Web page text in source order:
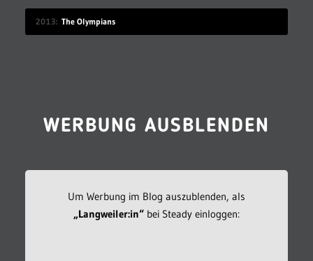
2013 The Olympians
WERBUNG AUSBLENDEN
Um Werbung im Blog auszublenden, als
„Langweiler:in“bei Steady einloggen: